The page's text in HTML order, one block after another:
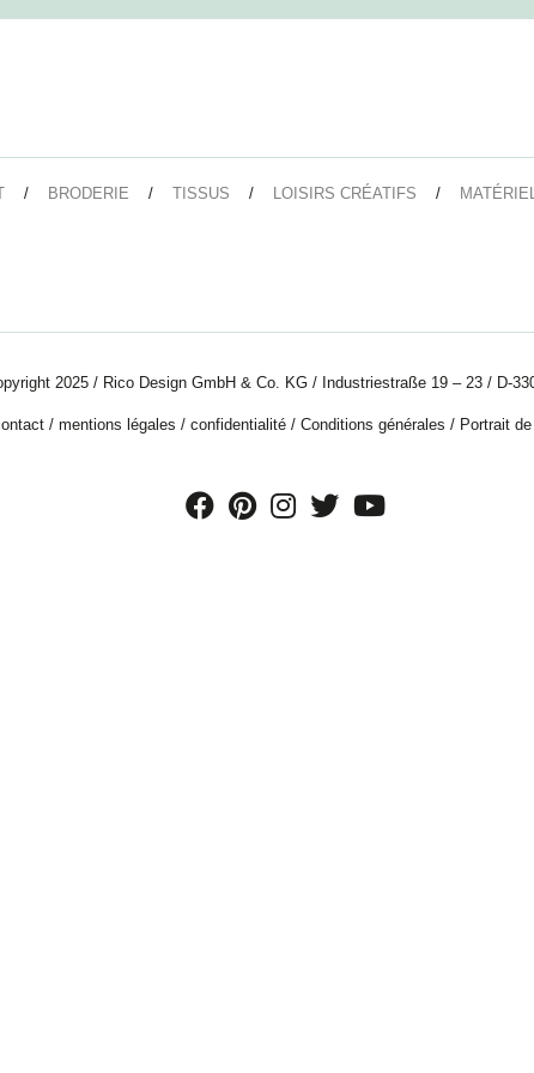
BRODERIE TISSUS LOISIRS CRÉATIFS
2025 / Rico Design GmbH & Co. KG / Industriestraße 19 – 23 / D-
/ mentions légales / confidentialité/ Conditions générales / Portrait